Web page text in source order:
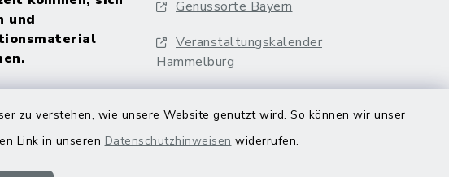
zu verstehen, wie unsere Website genutzt wird. So können wir unser
Link in unseren Datenschutzhinweisen widerrufen.
und
Genussorte Bayern
Veranstaltungskalender
Hammelburg